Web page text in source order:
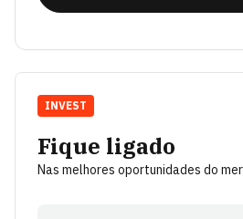
Fique ligado
Nas melhores oportunidades do
INVEST